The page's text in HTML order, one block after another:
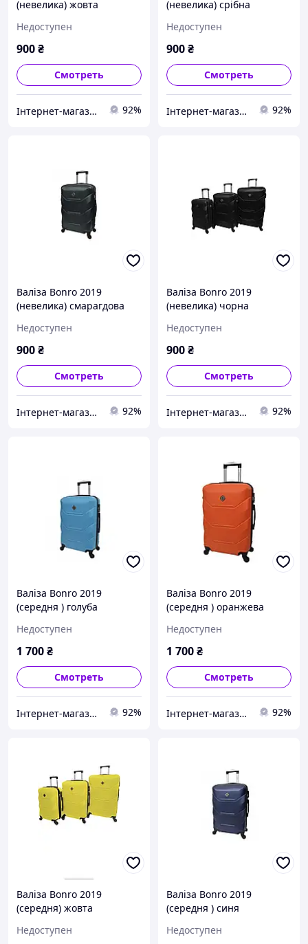
(невелика) жовта
Недоступен
900₴
Смотреть
Інтернет-магазин "Для Вас" 92%
(невелика) срібна
Недоступен
900₴
Смотреть
Інтернет-магазин "Для Вас" 92%
Валіза Bonro 2019
(невелика) смарагдова
Недоступен
900₴
Смотреть
Інтернет-магазин "Для Вас" 92%
Валіза Bonro 2019
(невелика) чорна
Недоступен
900₴
Смотреть
Інтернет-магазин "Для Вас" 92%
Валіза Bonro 2019
(середня ) голуба
Недоступен
1 700₴
Смотреть
Інтернет-магазин "Для Вас" 92%
Валіза Bonro 2019
(середня ) оранжева
Недоступен
1 700₴
Смотреть
Інтернет-магазин "Для Вас" 92%
Валіза Bonro 2019
(середня) жовта
Недоступен
Валіза Bonro 2019
(середня ) синя
Недоступен